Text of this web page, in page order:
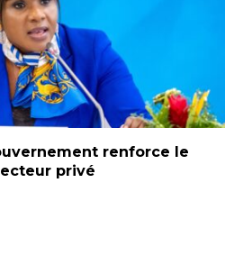
renforce le
privé